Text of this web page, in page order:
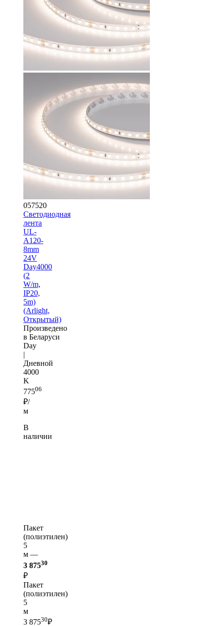
057520
Светодиодная
лента
UL-
A120-
8mm
24V
Day4000
(2
W/m,
IP20,
5m)
(Arlight,
Открытый)
Произведено
в Беларуси
Day
|
Дневной
4000
K
77506
₽/
м
В
наличии
Пакет
(полиэтилен)
5
м —
3 87530
₽
Пакет
(полиэтилен)
5
м
3 87530₽